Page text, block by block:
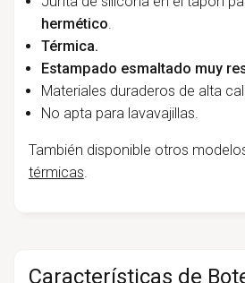
hermético.
Térmica.
Estampado esmaltado muy
Materiales duraderos de alta
No apta para lavavajillas.
También disponible otros
térmicas.
Características de